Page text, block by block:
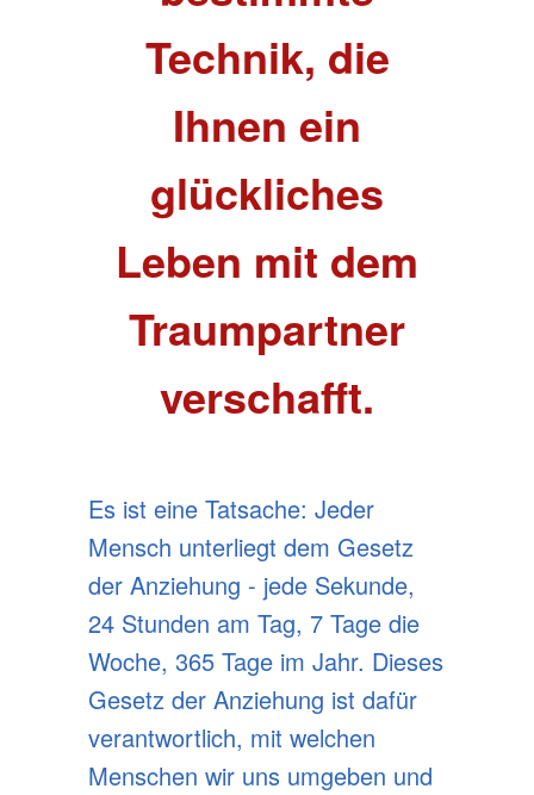
Technik, die
Ihnen ein
glückliches
Leben mit dem
Traumpartner
verschafft.
Es ist eine Tatsache: Jeder
Mensch unterliegt dem Gesetz
der Anziehung - jede Sekunde,
24 Stunden am Tag, 7 Tage die
Woche, 365 Tage im Jahr. Dieses
Gesetz der Anziehung ist dafür
verantwortlich, mit welchen
Menschen wir uns umgeben und